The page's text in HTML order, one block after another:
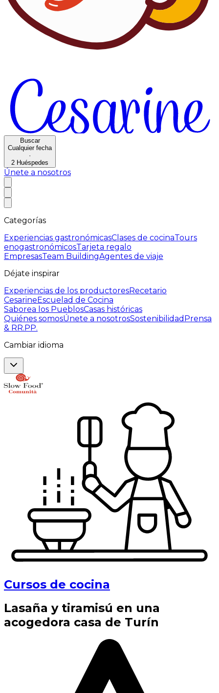
Buscar
Cualquier fecha
·
2 Huéspedes
Únete a nosotros
Categorías
Experiencias gastronómicasClases de cocinaTours
enogastronómicosTarjeta regalo
EmpresasTeam BuildingAgentes de viaje
Déjate inspirar
Experiencias de los productoresRecetario
CesarineEscuelad de Cocina
Saborea los PueblosCasas históricas
Quiénes somosÚnete a nosotrosSostenibilidad Prensa
& RR.PP.
Cambiar idioma
Cursos de cocina
Lasaña y tiramisú en una
acogedora casa de Turín